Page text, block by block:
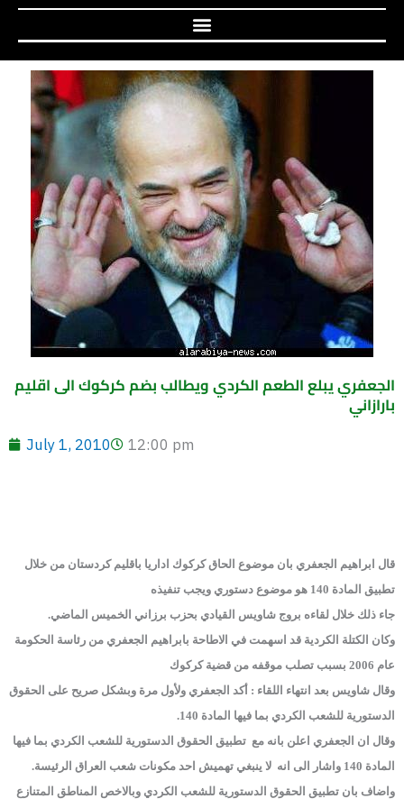
الجعفري يبلع الطعم الكردي ويطالب بضم كركوك الى اقليم
بارازاني
July 1, 2010 12:00 pm
قال ابراهيم الجعفري بان موضوع الحاق كركوك اداريا باقليم كردستان من خلال
تطبيق المادة 140 هو موضوع دستوري ويجب تنفيذه
جاء ذلك خلال لقاءه بروج شاويس القيادي بحزب برزاني الخميس الماضي.
وكان الكتلة الكردية قد اسهمت في الاطاحة بابراهيم الجعفري من رئاسة الحكومة
عام 2006 بسبب تصلب موقفه من قضية كركوك
وقال شاويس بعد انتهاء اللقاء : أكد الجعفري ولأول مرة وبشكل صريح على الحقوق
الدستورية للشعب الكردي بما فيها المادة 140.
وقال ان الجعفري اعلن بانه مع تطبيق الحقوق الدستورية للشعب الكردي بما فيها
المادة 140 واشار الى انه لا ينبغي تهميش احد مكونات شعب العراق الرئيسة.
واضاف بان تطبيق الحقوق الدستورية للشعب الكردي وبالاخص المناطق المتنازع